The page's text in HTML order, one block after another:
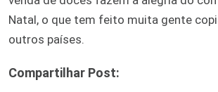
Natal, o que tem feito muita gente
outros países.
Compartilhar Post: